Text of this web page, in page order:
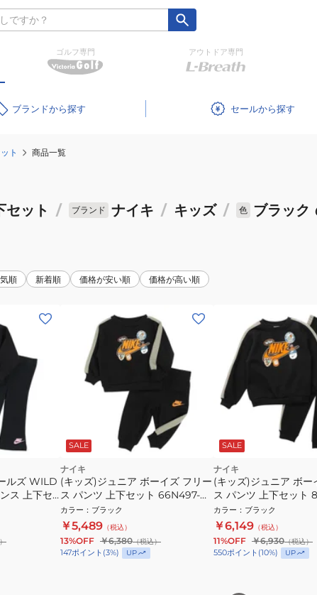
ゴルフ専門 アウトドア専門
ブランド セール
ト 商品一覧
セット / ブランド ナイキ / キッズ / 色 ブラック
順 新着順 価格が安い順 価格が高い順
ルズ WILD
ス 上下セ
SALE
ナイキ
(キッズ)ジュニア ボーイズ フリー
ス パンツ 上下セット 66N497-
023
カラー ： ブラック
￥5,489 （税込）
13%OFF ￥6,380（税込）
147ポイント (3%) UP
SALE
ナイキ
(キッズ)ジュニア ボー
ス パンツ 上下セット
023
カラー ： ブラック
￥6,149 （税込）
11%OFF ￥6,930（税込）
550ポイント (10%) UP